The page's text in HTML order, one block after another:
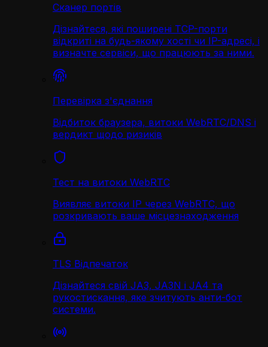
Сканер портів
Дізнайтеся, які поширені TCP-порти
відкриті на будь-якому хості чи IP-адресі, і
визначте сервіси, що працюють за ними.
Перевірка з'єднання
Відбиток браузера, витоки WebRTC/DNS і
вердикт щодо ризиків
Тест на витоки WebRTC
Виявляє витоки IP через WebRTC, що
розкривають ваше місцезнаходження
TLS Відпечаток
Дізнайтеся свій JA3, JA3N і JA4 та
рукостискання, яке зчитують анти-бот
системи.